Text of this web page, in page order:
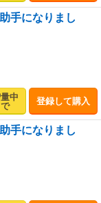
手になりまし
中
登録して購入
手になりまし